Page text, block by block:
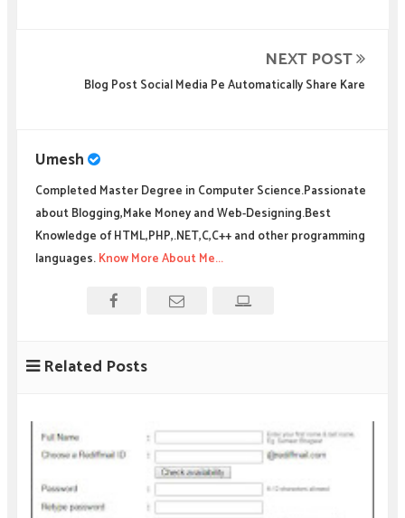
NEXT POST
Blog Post Social Media Pe Automatically Share Kare
Umesh
Completed Master Degree in Computer Science.Passionate
about Blogging,Make Money and Web-Designing.Best
Knowledge of HTML,PHP,.NET,C,C++ and other programming
languages.Know More About Me...
Related Posts